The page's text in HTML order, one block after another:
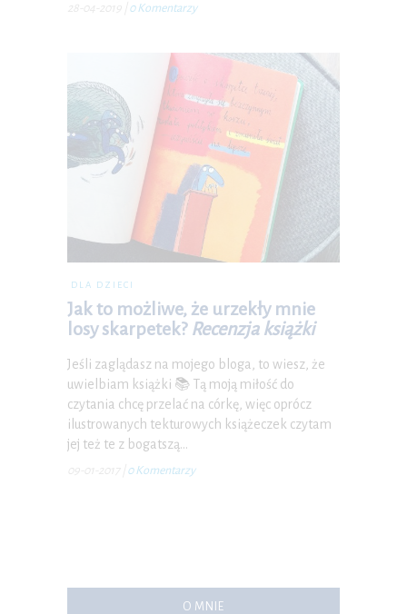
28-04-2019 0 Komentarzy
DLA DZIECI
Jak to możliwe, że urzekły mnie
losy skarpetek? Recenzja książki
Jeśli zaglądasz na mojego bloga, to wiesz, że
uwielbiam książki 📚 Tą moją miłość do
czytania chcę przelać na córkę, więc oprócz
ilustrowanych tekturowych książeczek czytam
jej też te z bogatszą…
09-01-2017 0 Komentarzy
O MNIE